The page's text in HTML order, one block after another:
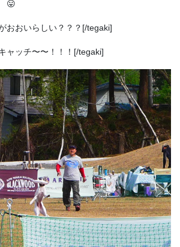
😛
おおいらしい？？？[/tegaki]
ッチ〜〜！！！[/tegaki]